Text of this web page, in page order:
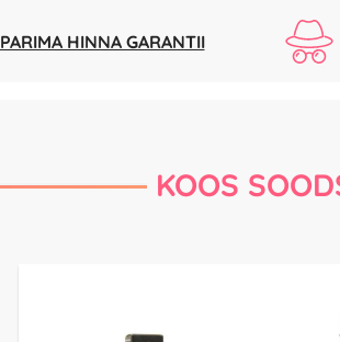
PARIMA HINNA GARANTII
KOOS